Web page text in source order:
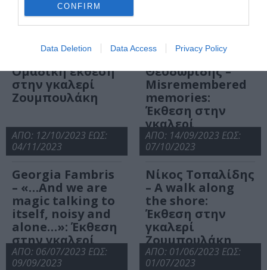
CONFIRM
Data Deletion Data Access Privacy Policy
ΑΠΟ: 15/12/2023 ΕΩΣ:
Ομαδική έκθεση
στην γκαλερί
Ζουμπουλάκη
Φίλιππος
Θεοδωρίδης –
Misremembered
memories:
Έκθεση στην
γκαλερί
Ζουμπουλάκη
ΑΠΟ: 12/10/2023 ΕΩΣ:
04/11/2023
Georgia Fambris
– «…And we are
magic talking to
itself, noisy and
alone…»: Έκθεση
στην γκαλερί
Ζουμπουλάκη
ΑΠΟ: 14/09/2023 ΕΩΣ:
07/10/2023
Νίκος Τοπαλίδης
– A walk along
the shore:
Έκθεση στην
γκαλερί
Ζουμπουλάκη
ΑΠΟ: 06/07/2023 ΕΩΣ:
09/09/2023
ΑΠΟ: 01/06/2023 ΕΩΣ:
01/07/2023